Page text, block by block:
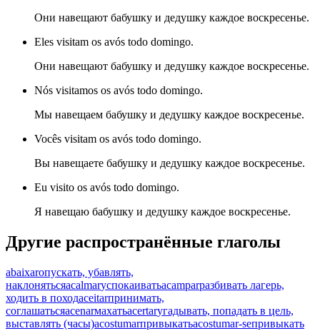
Они навещают бабушку и дедушку каждое воскресенье.
Eles visitam os avós todo domingo.
Они навещают бабушку и дедушку каждое воскресенье.
Nós visitamos os avós todo domingo.
Мы навещаем бабушку и дедушку каждое воскресенье.
Vocês visitam os avós todo domingo.
Вы навещаете бабушку и дедушку каждое воскресенье.
Eu visito os avós todo domingo.
Я навещаю бабушку и дедушку каждое воскресенье.
Другие распространённые глаголы
abaixarопускать, убавлять,
наклонятьсяacalmarуспокаиватьacamparразбивать лагерь,
ходить в походaceitarпринимать,
соглашатьсяacenarмахатьacertarугадывать, попадать в цель,
выставлять (часы)acostumarпривыкатьacostumar-seпривыкать